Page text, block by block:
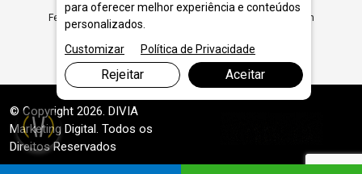
Ferramentas Diamantadas para Prestadores de Serviço em
© Copyright 2026. DIVIA
Marketing Digital. Todos os
Direitos Reservados
para oferecer melhor experiência e conteúdos
personalizados.
Customizar
Política de Privacidade
Rejeitar Aceitar